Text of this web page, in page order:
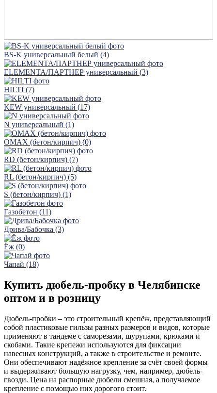
BS-K универсальный белый (4)
ELEMENTA/ПАРТНЕР универсальный (3)
HILTI (7)
KEW универсальный (17)
N универсальный (1)
OMAX (бетон/кирпич) (0)
RD (бетон/кирпич) (7)
RL (бетон/кирпич) (5)
S (бетон/кирпич) (1)
Газобетон (11)
Дрива/Бабочка (3)
Ёж (0)
Чапай (18)
Купить дюбель-пробку в Челябинске
оптом и в розницу
Дюбель-пробки – это строительный крепёж, представляющий
собой пластиковые гильзы разных размеров и видов, которые
применяют в тандеме с саморезами, шурупами, крюками и
скобами. Такие крепежи используются для фиксации
навесных конструкций, а также в строительстве и ремонте.
Они обеспечивают надёжное крепление за счёт своей формы
и выдерживают большую нагрузку, чем, например, дюбель-
гвозди. Цена на распорные дюбели смешная, а получаемое
крепление с помощью них дорогого стоит.